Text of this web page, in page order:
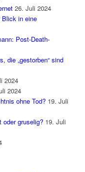
26. Juli 2024
Blick in eine
Post-Death-
die „gestorben“ sind
2024
2024
ohne Tod? 19. Juli
oder gruselig? 19. Juli